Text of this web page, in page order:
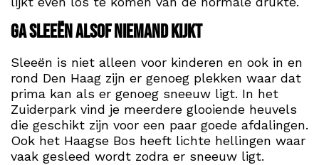
Ga sleeën alsof niemand kijkt
Sleeën is niet alleen voor kinderen en ook in en
rond Den Haag zijn er genoeg plekken waar dat
prima kan als er genoeg sneeuw ligt. In het
Zuiderpark vind je meerdere glooiende heuvels
die geschikt zijn voor een paar goede afdalingen.
Ook het Haagse Bos heeft lichte hellingen waar
vaak gesleed wordt zodra er sneeuw ligt.